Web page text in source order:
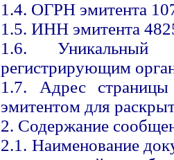
1.4. ОГРН эмитента
1.5. ИНН эмитента
1.6. Уникальный
регистрирующим
1.7. Адрес страницы
эмитентом для
2. Содержание
2.1. Наименование